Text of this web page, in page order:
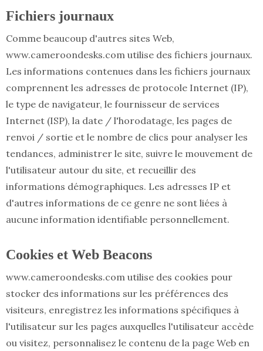
Fichiers journaux
Comme beaucoup d'autres sites Web,
www.cameroondesks.com utilise des fichiers journaux.
Les informations contenues dans les fichiers journaux
comprennent les adresses de protocole Internet (IP),
le type de navigateur, le fournisseur de services
Internet (ISP), la date / l'horodatage, les pages de
renvoi / sortie et le nombre de clics pour analyser les
tendances, administrer le site, suivre le mouvement de
l'utilisateur autour du site, et recueillir des
informations démographiques. Les adresses IP et
d'autres informations de ce genre ne sont liées à
aucune information identifiable personnellement.
Cookies et Web Beacons
www.cameroondesks.com utilise des cookies pour
stocker des informations sur les préférences des
visiteurs, enregistrez les informations spécifiques à
l'utilisateur sur les pages auxquelles l'utilisateur accède
ou visitez, personnalisez le contenu de la page Web en